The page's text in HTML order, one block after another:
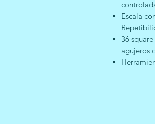
Escala
36
agujeros